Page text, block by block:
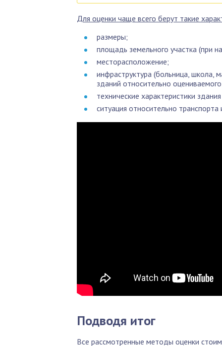
Для оценки чаще всего берут такие
размеры;
площадь земельного участка (при
месторасположение;
инфраструктура (больница, школа,
зданий относительно
технические характеристики
ситуация относительно транспорта
Подводя итог
Все рассмотренные методы оценки